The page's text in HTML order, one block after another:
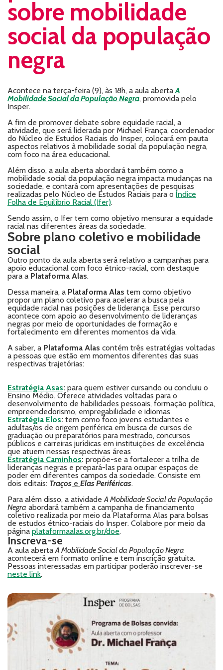
sobre mobilidade
social da população
negra
Acontece na terça-feira (9), às 18h, a aula abertaA
Mobilidade Social da População Negra, promovida pelo
Insper.
A fim de promover debate sobre equidade racial, a
atividade, que será liderada por Michael França, coordenador
do Núcleo de Estudos Raciais do Insper, colocará em pauta
aspectos relativos à mobilidade social da população negra,
com foco na área educacional.
Além disso, a aula aberta abordará também como a
mobilidade social da população negra impacta mudanças na
sociedade, e contará com apresentações de pesquisas
realizadas pelo Núcleo de Estudos Raciais para o Índice
Folha de Equilíbrio Racial (Ifer).
Sendo assim, o Ifer tem como objetivo mensurar a equidade
racial nas diferentes áreas da sociedade.
Sobre plano coletivo e mobilidade
social
Outro ponto da aula aberta será relativo a campanhas para
apoio educacional com foco étnico-racial, com destaque
para a Plataforma Alas.
Dessa maneira, a Plataforma Alas tem como objetivo
propor um plano coletivo para acelerar a busca pela
equidade racial nas posições de liderança. Esse percurso
acontece com apoio ao desenvolvimento de lideranças
negras por meio de oportunidades de formação e
fortalecimento em diferentes momentos da vida.
A saber, a Plataforma Alas contém três estratégias voltadas
a pessoas que estão em momentos diferentes das suas
respectivas trajetórias:
Estratégia Asas: para quem estiver cursando ou concluiu o
Ensino Médio. Oferece atividades voltadas para o
desenvolvimento de habilidades pessoais, formação política,
empreendedorismo, empregabilidade e idiomas
Estratégia Elos: tem como foco jovens estudantes e
adultas/os de origem periférica em busca de cursos de
graduação ou preparatórios para mestrado, concursos
públicos e carreiras jurídicas em instituições de excelência
que atuem nessas respectivas áreas
Estratégia Caminhos: propõe-se a fortalecer a trilha de
lideranças negras e prepará-las para ocupar espaços de
poder em diferentes campos da sociedade. Consiste em
dois editais: Traços e Elas Periféricas.
Para além disso, a atividadeA Mobilidade Social da População
Negra abordará também a campanha de financiamento
coletivo realizada por meio da Plataforma Alas para bolsas
de estudos étnico-raciais do Insper. Colabore por meio da
página plataformaalas.org.br/doe.
Inscreva-se
A aula abertaA Mobilidade Social da População Negra
acontecerá em formato online e tem inscrição gratuita.
Pessoas interessadas em participar poderão inscrever-se
neste link.